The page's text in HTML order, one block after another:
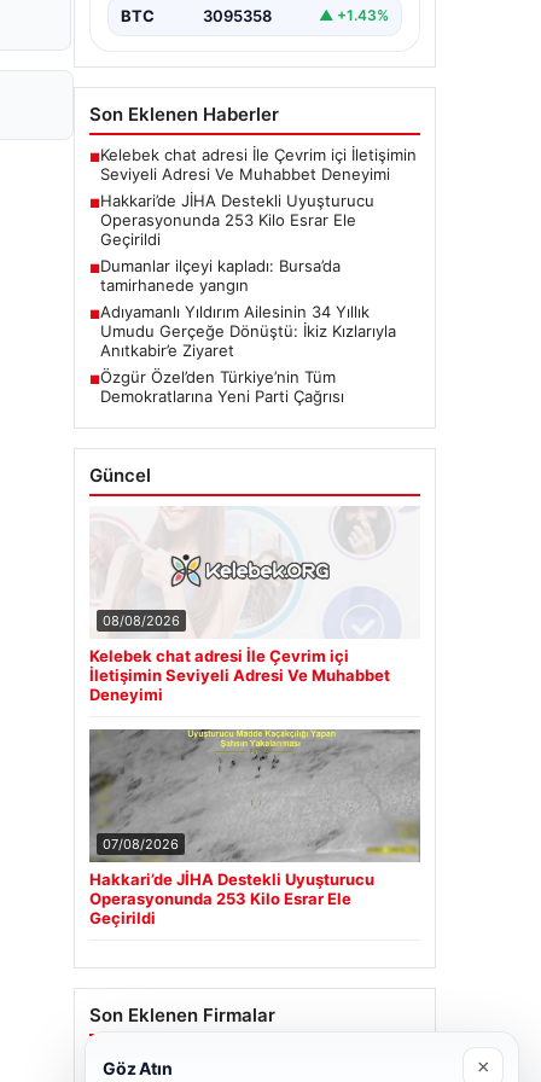
BTC 3095358 ▲ +1.43%
Son Eklenen Haberler
■Kelebek chat adresi İle Çevrim içi İletişimin
Seviyeli Adresi Ve Muhabbet Deneyimi
■Hakkari’de JİHA Destekli Uyuşturucu
Operasyonunda 253 Kilo Esrar Ele
Geçirildi
■Dumanlar ilçeyi kapladı: Bursa’da
tamirhanede yangın
■Adıyamanlı Yıldırım Ailesinin 34 Yıllık
Umudu Gerçeğe Dönüştü: İkiz Kızlarıyla
Anıtkabir’e Ziyaret
■Özgür Özel’den Türkiye’nin Tüm
Demokratlarına Yeni Parti Çağrısı
Güncel
08/08/2026
Kelebek chat adresi İle Çevrim içi
İletişimin Seviyeli Adresi Ve Muhabbet
Deneyimi
07/08/2026
Hakkari’de JİHA Destekli Uyuşturucu
Operasyonunda 253 Kilo Esrar Ele
Geçirildi
Son Eklenen Firmalar
Göz Atın ×